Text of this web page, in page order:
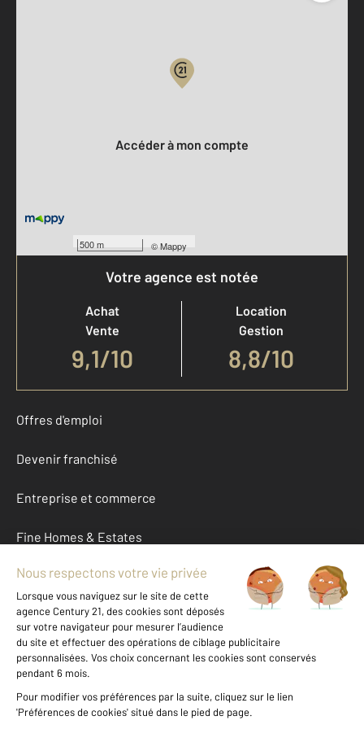
500 m ©Mappy
Accéder à mon compte
Votre agence est notée
Achat
Vente
9,1/10
Location
Gestion
8,8/10
Offres d'emploi
Devenir franchisé
Entreprise et commerce
Fine Homes & Estates
À propos
International
Nous contacter